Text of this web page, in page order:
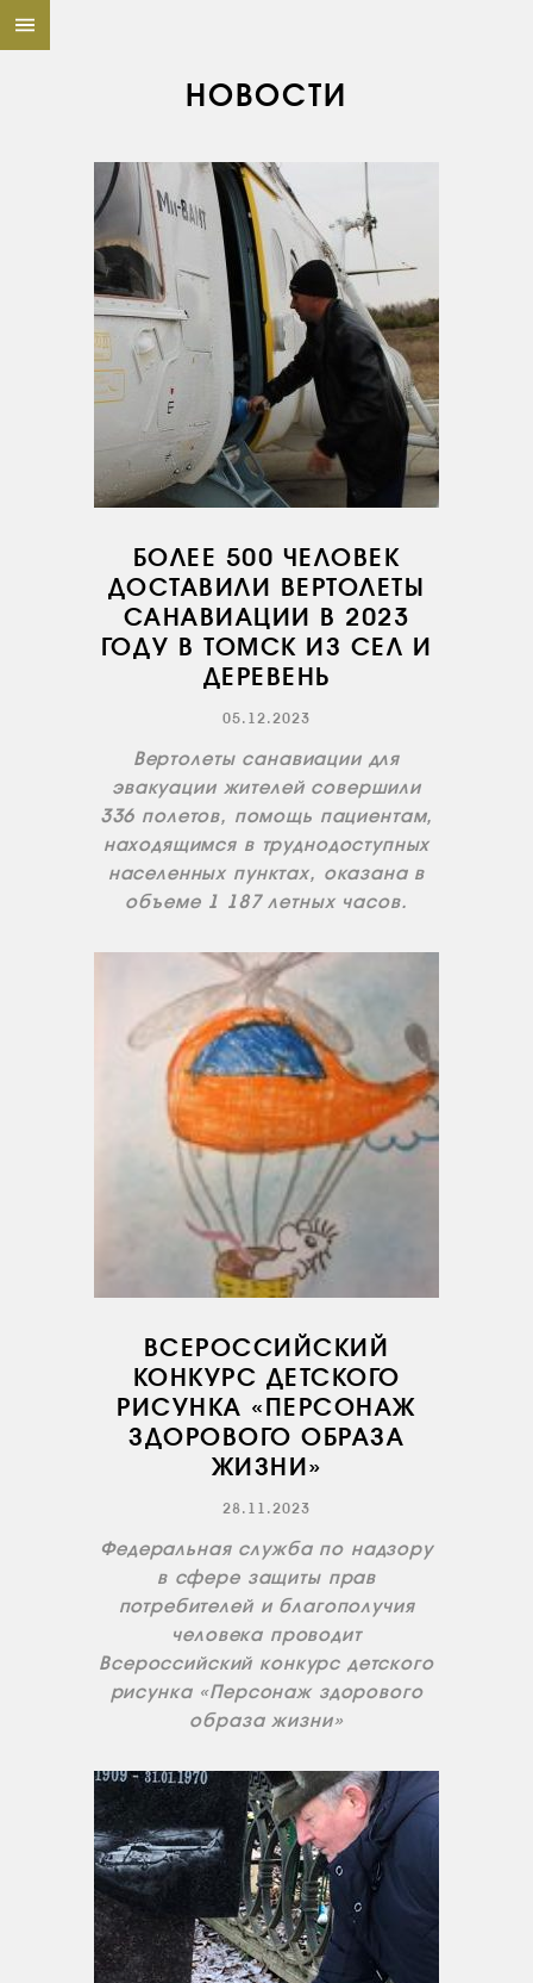
НОВОСТИ
БОЛЕЕ 500 ЧЕЛОВЕК
ДОСТАВИЛИ ВЕРТОЛЕТЫ
САНАВИАЦИИ В 2023
ГОДУ В ТОМСК ИЗ СЕЛ И
ДЕРЕВЕНЬ
05.12.2023
Вертолеты санавиации для
эвакуации жителей совершили
336 полетов, помощь пациентам,
находящимся в труднодоступных
населенных пунктах, оказана в
объеме 1 187 летных часов.
ВСЕРОССИЙСКИЙ
КОНКУРС ДЕТСКОГО
РИСУНКА «ПЕРСОНАЖ
ЗДОРОВОГО ОБРАЗА
ЖИЗНИ»
28.11.2023
Федеральная служба по надзору
в сфере защиты прав
потребителей и благополучия
человека проводит
Всероссийский конкурс детского
рисунка «Персонаж здорового
образа жизни»